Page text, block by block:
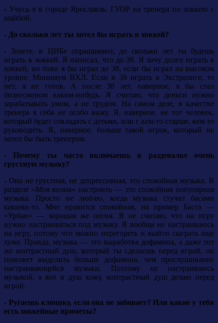
- Учусь я в городе Ярославль, ГУОР на тренера по хоккею с
шайбой.
- До скольки лет ты хотел бы играть в хоккей?
- Знаете, в ЦИБе спрашивают, до скольки лет ты будешь
играть в хоккей. Я написал, что до 38. Я хочу долго играть в
хоккей, но тоже я бы играл до 38, если бы играл на высоком
уровне. Минимум ВХЛ. Если в 38 играть в Экстралиге, то
нет, я не готов. А после 38 лет, наверное, я бы стал
бизнесменом каким-нибудь. Я считаю, что деньги нужно
зарабатывать умом, а не трудом. На самом деле, в качестве
тренера я себя не особо вижу. Я, наверное, не тот человек,
который будет совладать с детьми, или с кем-то старше, кем-то
руководить. Я, наверное, больше такой игрок, который не
хотел бы быть тренером.
- Почему ты часто включаешь в раздевалке очень
грустную музыку?
- Она не грустная, не депрессивная, это спокойная музыка. В
разделе «Моя волна» настроить — это спокойная популярная
музыка. Просто не люблю, когда музыка стучит басами
какими-то. Мне нравится спокойная, на пример Баста —
«Урбан» — хорошая же песня. Я не считаю, что на игру
нужно настраиваться под музыку. Я вообще не настраиваюсь
на игру, потому что можно перегореть и выйти сыграть еще
хуже. Правда, музыка — это выработка дофамина, а даже тот
же контрастный душ, который ты сделаешь перед игрой, он
поможет выделить больше дофамина, чем прослушивание
настраивающейся музыки. Поэтому не настраиваюсь
музыкой, а вот в душ хожу, контрастный душ делаю перед
игрой.
- Ругаешь клюшку, если она не забивает? Или какие у тебя
есть хоккейные приметы?